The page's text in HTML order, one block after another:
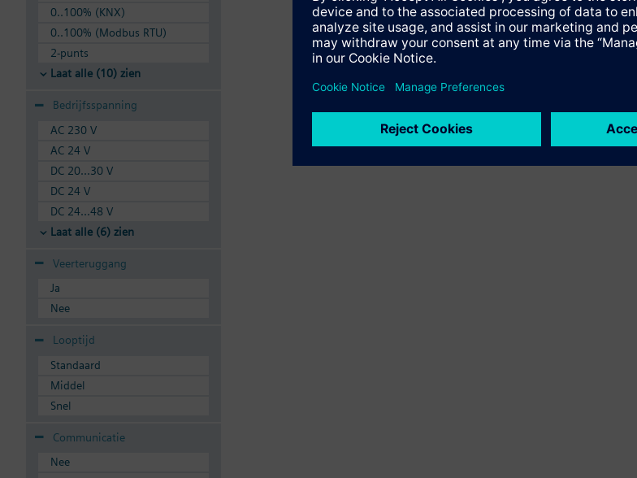
0..100% (KNX)
0..100% (Modbus RTU)
2-punts
Laat alle (10) zien
Bedrijfsspanning
AC 230 V
AC 24 V
DC 20...30 V
DC 24 V
DC 24...48 V
Laat alle (6) zien
Veerteruggang
Ja
Nee
Looptijd
Standaard
Middel
Snel
Communicatie
Nee